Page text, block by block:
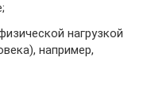
нагрузкой
например,